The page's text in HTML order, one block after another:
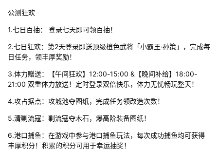
公测狂欢
1.七日百抽： 登录七天即可领百抽！
2.七日狂欢：第2天登录即送顶级橙色武将「小霸王·孙策」，完成每
日任务，领丰厚奖励！
3.体力赠送：【午间狂欢】12:00-15:00 &【晚间补给】18:00-
21:00 双重体力放送！定时登录双倍快乐，体力无忧畅玩整天！
4.攻占据点：攻城池夺图纸，完成任务领改造次数！
5.清剿流寇：剿流寇夺木石，爆高阶装备图纸！
6.港口捕鱼：在游戏中参与港口捕鱼玩法，每次成功捕鱼均可获得
丰厚积分！积累的积分可用于幸运抽奖！